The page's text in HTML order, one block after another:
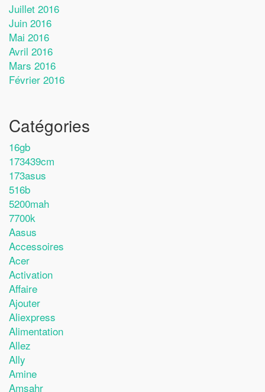
Juillet 2016
Juin 2016
Mai 2016
Avril 2016
Mars 2016
Février 2016
Catégories
16gb
173439cm
173asus
516b
5200mah
7700k
Aasus
Accessoires
Acer
Activation
Affaire
Ajouter
Aliexpress
Alimentation
Allez
Ally
Amine
Amsahr